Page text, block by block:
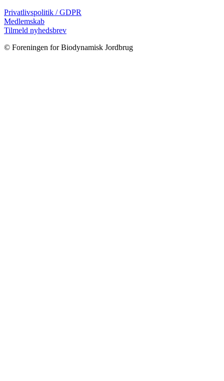
Privatlivspolitik / GDPR
Medlemskab
Tilmeld nyhedsbrev
© Foreningen for Biodynamisk Jordbrug